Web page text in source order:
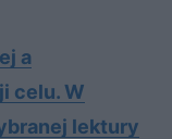
a
celu. W
lektury